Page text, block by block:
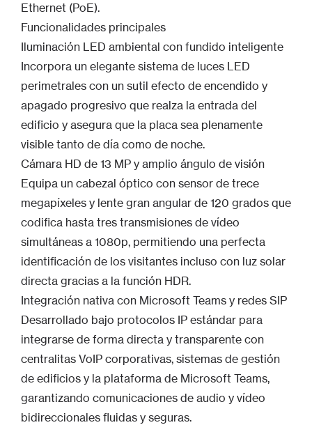
Ethernet (PoE).
Funcionalidades principales
Iluminación LED ambiental con fundido inteligente
Incorpora un elegante sistema de luces LED
perimetrales con un sutil efecto de encendido y
apagado progresivo que realza la entrada del
edificio y asegura que la placa sea plenamente
visible tanto de día como de noche.
Cámara HD de 13 MP y amplio ángulo de visión
Equipa un cabezal óptico con sensor de trece
megapíxeles y lente gran angular de 120 grados que
codifica hasta tres transmisiones de vídeo
simultáneas a 1080p, permitiendo una perfecta
identificación de los visitantes incluso con luz solar
directa gracias a la función HDR.
Integración nativa con Microsoft Teams y redes SIP
Desarrollado bajo protocolos IP estándar para
integrarse de forma directa y transparente con
centralitas VoIP corporativas, sistemas de gestión
de edificios y la plataforma de Microsoft Teams,
garantizando comunicaciones de audio y vídeo
bidireccionales fluidas y seguras.